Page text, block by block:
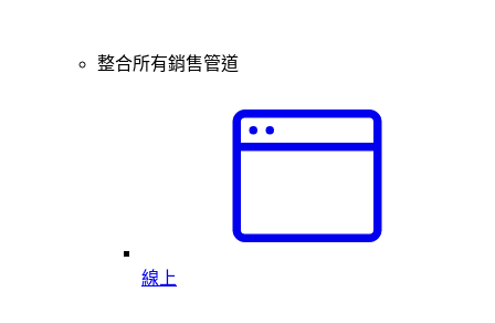
整合所有銷售管道
線上